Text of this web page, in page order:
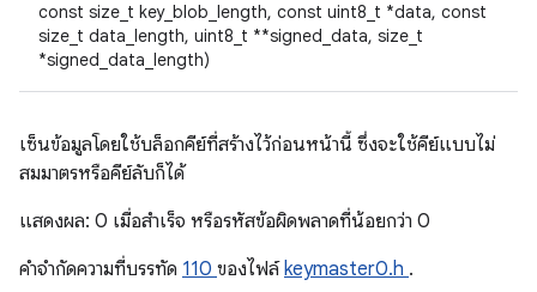
const size_t key_blob_length, const uint8_t *data, const
size_t data_length, uint8_t **signed_data, size_t
*signed_data_length)
เซ็นข้อมูลโดยใช้บล็อกคีย์ที่สร้างไว้ก่อนหน้านี้ ซึ่งจะใช้คีย์แบบไม่
สมมาตรหรือคีย์ลับก็ได้
แสดงผล: 0 เมื่อสําเร็จ หรือรหัสข้อผิดพลาดที่น้อยกว่า 0
คําจํากัดความที่บรรทัด 110 ของไฟล์keymaster0.h .